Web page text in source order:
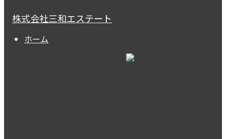
株式会社三和エステート
ホーム